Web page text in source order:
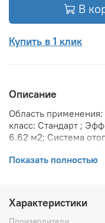
В
Купить в 1 клик
Описание
Область
класс: Стандарт ;
6.62 м2; Система
давление: 10 бар;
размещения:
(крепления):
теплоносителя: 110
Показать полностью
Характеристики